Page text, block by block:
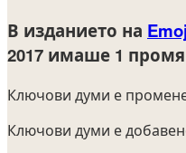
В изданието на
2017 имаше 1
Ключови думи е
Ключови думи е